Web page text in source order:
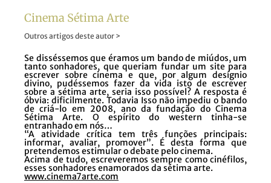
Cinema Sétima Arte
Outros artigos deste autor >
Se disséssemos que éramos um bando de miúdos, um
tanto sonhadores, que queriam fundar um site para
escrever sobre cinema e que, por algum desígnio
divino, pudéssemos fazer da vida isto de escrever
sobre a sétima arte, seria isso possível? A resposta é
óbvia: dificilmente. Todavia Isso não impediu o bando
de criá-lo em 2008, ano da fundação do Cinema
Sétima Arte. O espírito do western tinha-se
entranhado em nós…
“A atividade crítica tem três funções principais:
informar, avaliar, promover”. É desta forma que
pretendemos estimular o debate pelo cinema.
Acima de tudo, escreveremos sempre como cinéfilos,
esses sonhadores enamorados da sétima arte.
www.cinema7arte.com